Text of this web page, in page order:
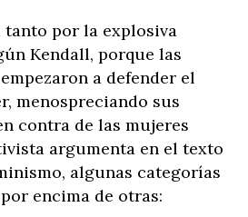
tanto por la explosiva
Kendall, porque las
a defender el
menospreciando sus
contra de las mujeres
argumenta en el texto
algunas categorías
encima de otras: